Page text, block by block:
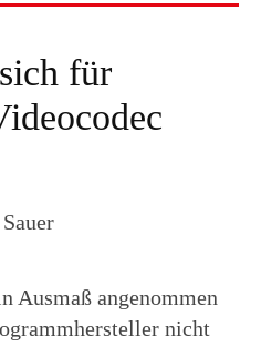
für
Ausmaß angenommen
nicht